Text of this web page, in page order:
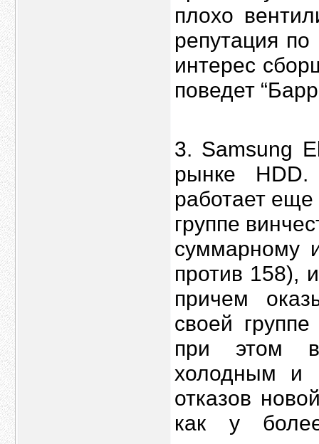
плохо
репутация
интерес
поведет
3. Samsung
рынке
работает
группе
суммарному
против 158),
причем
своей
при этом
холодным и
отказов
как у